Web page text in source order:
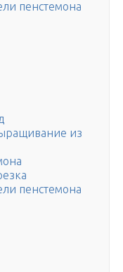
пенстемона
из
пенстемона